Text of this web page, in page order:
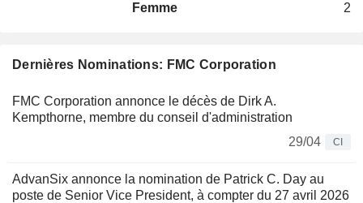
Dernières Nominations: FMC Corporation
FMC Corporation annonce le décès de Dirk A.
Kempthorne, membre du conseil d'administration
29/04
CI
AdvanSix annonce la nomination de Patrick C. Day au
poste de Senior Vice President, à compter du 27 avril 2026
Femme
2